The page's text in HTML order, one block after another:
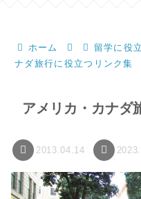
ホーム 留学に役
ナダ旅行に役立つリンク集
アメリカ・カナダ
2013.04.14